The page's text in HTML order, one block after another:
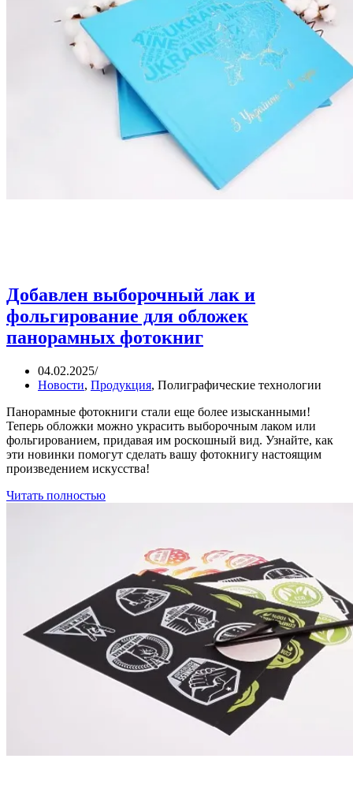
Добавлен выборочный лак и
фольгирование для обложек
панорамных фотокниг
04.02.2025/
Новости, Продукция, Полиграфические технологии
Панорамные фотокниги стали еще более изысканными!
Теперь обложки можно украсить выборочным лаком или
фольгированием, придавая им роскошный вид. Узнайте, как
эти новинки помогут сделать вашу фотокнигу настоящим
произведением искусства!
Читать полностью